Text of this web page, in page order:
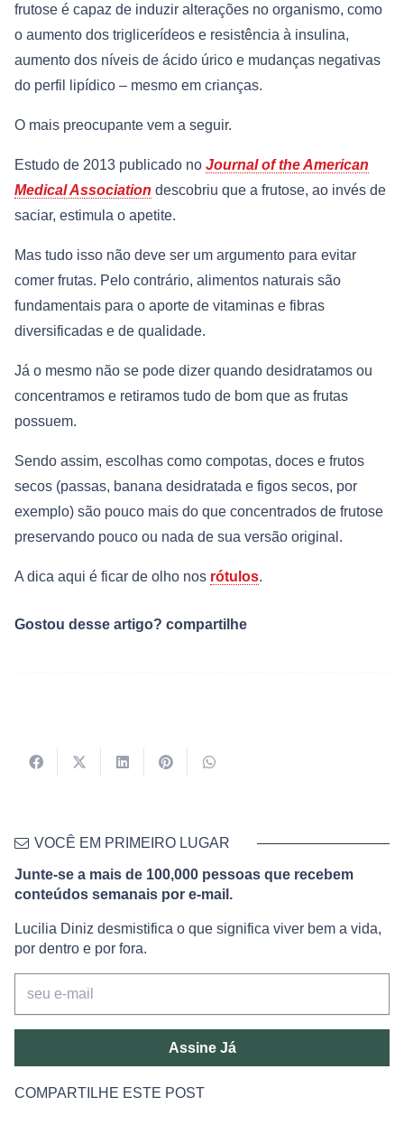
frutose é capaz de induzir alterações no organismo, como
o aumento dos triglicerídeos e resistência à insulina,
aumento dos níveis de ácido úrico e mudanças negativas
do perfil lipídico – mesmo em crianças.
O mais preocupante vem a seguir.
Estudo de 2013 publicado no Journal of the American
Medical Association descobriu que a frutose, ao invés de
saciar, estimula o apetite.
Mas tudo isso não deve ser um argumento para evitar
comer frutas. Pelo contrário, alimentos naturais são
fundamentais para o aporte de vitaminas e fibras
diversificadas e de qualidade.
Já o mesmo não se pode dizer quando desidratamos ou
concentramos e retiramos tudo de bom que as frutas
possuem.
Sendo assim, escolhas como compotas, doces e frutos
secos (passas, banana desidratada e figos secos, por
exemplo) são pouco mais do que concentrados de frutose
preservando pouco ou nada de sua versão original.
A dica aqui é ficar de olho nos rótulos.
Gostou desse artigo? compartilhe
VOCÊ EM PRIMEIRO LUGAR
Junte-se a mais de 100,000 pessoas que recebem
conteúdos semanais por e-mail.
Lucilia Diniz desmistifica o que significa viver bem a vida,
por dentro e por fora.
Assine Já
COMPARTILHE ESTE POST